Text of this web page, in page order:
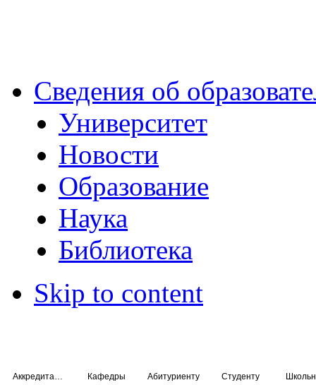
Сведения об
Университет
Новости
Образование
Наука
Библиотека
Skip to content
Кафедры Абитуриенту Студенту